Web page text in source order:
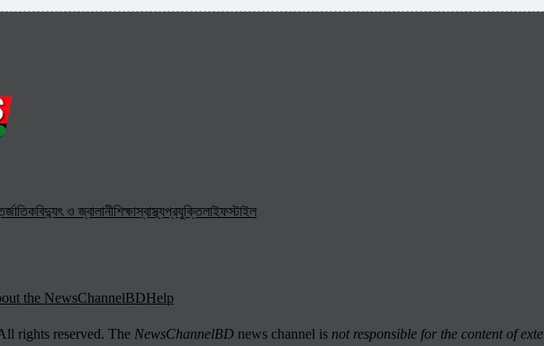
বিদ্যুৎ ও জ্বালানীশিক্ষাস্বাস্থ্যপ্রযুক্তিলাইফস্টাইল
the NewsChannelBDHelp
rights reserved. The NewsChannelBD news channel is not responsible for the content of